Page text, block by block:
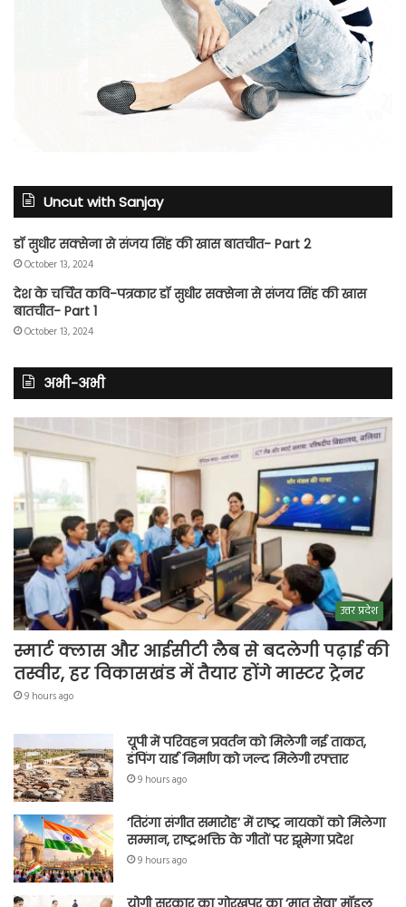
Uncut with Sanjay
डॉ सुधीर सक्सेना से संजय सिंह की खास बातचीत- Part 2
October 13, 2024
देश के चर्चित कवि-पत्रकार डॉ सुधीर सक्सेना से संजय सिंह की खास
बातचीत- Part 1
October 13, 2024
अभी-अभी
उत्तर प्रदेश
स्मार्ट क्लास और आईसीटी लैब से बदलेगी पढ़ाई की
तस्वीर, हर विकासखंड में तैयार होंगे मास्टर ट्रेनर
9 hours ago
यूपी में परिवहन प्रवर्तन को मिलेगी नई ताकत,
डंपिंग यार्ड निर्माण को जल्द मिलेगी रफ्तार
9 hours ago
‘तिरंगा संगीत समारोह’ में राष्ट्र नायकों को मिलेगा
सम्मान, राष्ट्रभक्ति के गीतों पर झूमेगा प्रदेश
9 hours ago